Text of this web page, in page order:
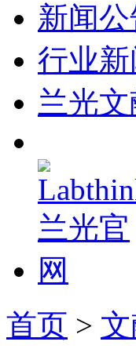
新闻
行业新
兰光
首页 >